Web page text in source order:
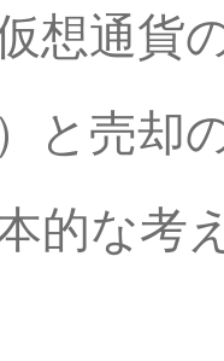
想通貨
と売却
的な考